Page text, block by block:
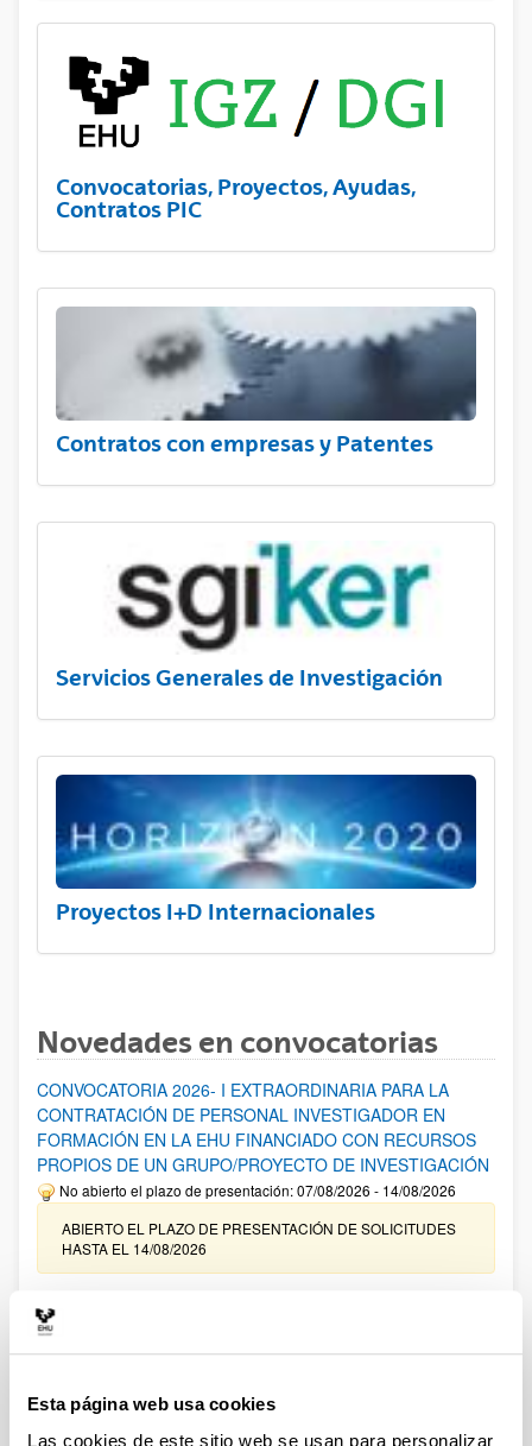
Esta página web usa cookies
Las cookies de este sitio web se usan para personalizar
Convocatorias, Proyectos, Ayudas,
Contratos PIC
Contratos con empresas y Patentes
Servicios Generales de Investigación
Proyectos I+D Internacionales
Novedades en convocatorias
CONVOCATORIA 2026- I EXTRAORDINARIA PARA LA
CONTRATACIÓN DE PERSONAL INVESTIGADOR EN
FORMACIÓN EN LA EHU FINANCIADO CON RECURSOS
PROPIOS DE UN GRUPO/PROYECTO DE INVESTIGACIÓN
No abierto el plazo de presentación: 07/08/2026 - 14/08/2026
ABIERTO EL PLAZO DE PRESENTACIÓN DE SOLICITUDES
HASTA EL 14/08/2026
Ayudas para financiación de la adquisición y renovación de
infraestructura científica y fondos bibliográficos en la
UPV/EHU 2026
25/03/2026: Corrección de errores del listado provisional de
solicitudes admitidas y excluidas. 23/03/2026: Relación